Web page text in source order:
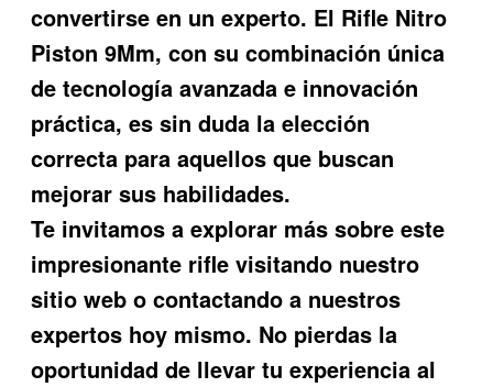
convertirse en un experto. El Rifle Nitro
Piston 9Mm, con su combinación única
de tecnología avanzada e innovación
práctica, es sin duda la elección
correcta para aquellos que buscan
mejorar sus habilidades.
Te invitamos a explorar más sobre este
impresionante rifle visitando nuestro
sitio web o contactando a nuestros
expertos hoy mismo. No pierdas la
oportunidad de llevar tu experiencia al